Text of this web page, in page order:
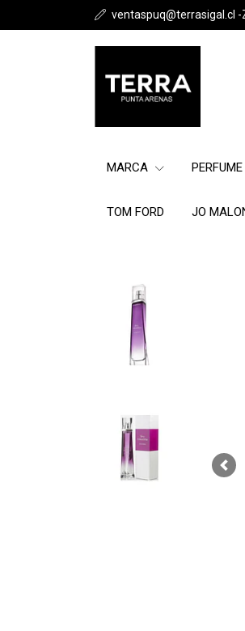
ventaspuq@terrasigal.cl
MARCA
TOM FORD JO